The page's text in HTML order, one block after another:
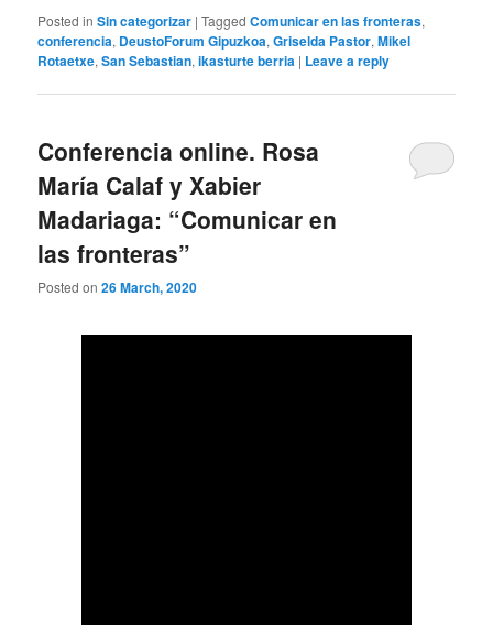
Posted in Sin categorizar |Tagged Comunicar en las fronteras,
conferencia, DeustoForum Gipuzkoa,Griselda Pastor,Mikel
Rotaetxe,San Sebastian,ikasturte berria | Leave a reply
Conferencia online. Rosa
María Calaf y Xabier
Madariaga: “Comunicar en
las fronteras”
Posted on26 March, 2020